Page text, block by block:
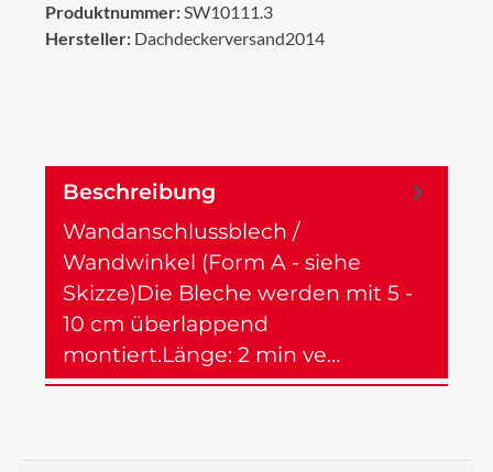
Produktnummer:SW10111.3
Hersteller: Dachdeckerversand2014
Beschreibung
Wandanschlussblech /
Wandwinkel (Form A - siehe
Skizze)Die Bleche werden mit 5 -
10 cm überlappend
montiert.Länge: 2 min ve…